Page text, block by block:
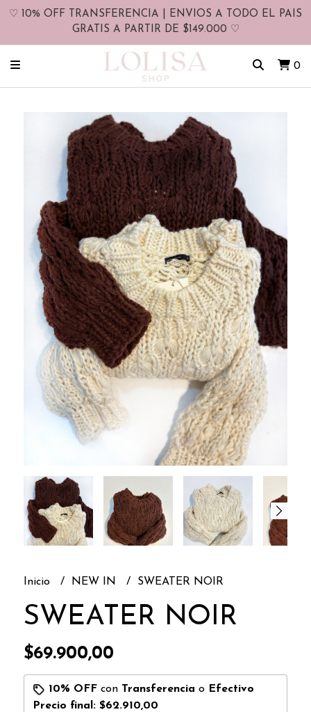
♡ 10% OFF TRANSFERENCIA | ENVIOS A TODO EL PAIS
GRATIS A PARTIR DE $149.000 ♡
0
Inicio NEW IN SWEATER NOIR
SWEATER NOIR
$69.900,00
10% OFFcon Transferencia o Efectivo
Precio final: $62.910,00